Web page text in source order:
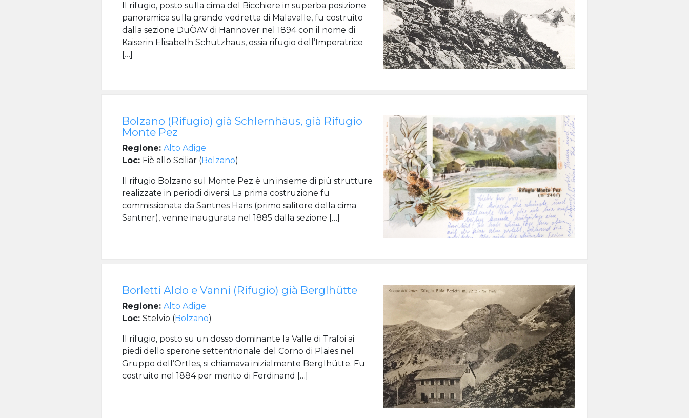
Il rifugio, posto sulla cima del Bicchiere in superba posizione
panoramica sulla grande vedretta di Malavalle, fu costruito
dalla sezione DuÖAV di Hannover nel 1894 con il nome di
Kaiserin Elisabeth Schutzhaus, ossia rifugio dell’Imperatrice
[…]
Bolzano (Rifugio) già Schlernhäus, già Rifugio
Monte Pez
Regione: Alto Adige
Loc: Fiè allo Sciliar (Bolzano)
Il rifugio Bolzano sul Monte Pez è un insieme di più strutture
realizzate in periodi diversi. La prima costruzione fu
commissionata da Santnes Hans (primo salitore della cima
Santner), venne inaugurata nel 1885 dalla sezione […]
Borletti Aldo e Vanni (Rifugio) già Berglhütte
Regione: Alto Adige
Loc: Stelvio (Bolzano)
Il rifugio, posto su un dosso dominante la Valle di Trafoi ai
piedi dello sperone settentrionale del Corno di Plaies nel
Gruppo dell’Ortles, si chiamava inizialmente Berglhütte. Fu
costruito nel 1884 per merito di Ferdinand […]